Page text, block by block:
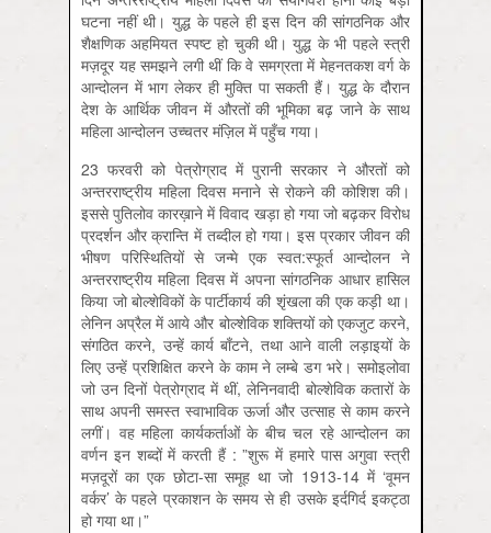
घटना नहीं थी। युद्ध के पहले ही इस दिन की सांगठनिक और
शैक्षणिक अहमियत स्पष्ट हो चुकी थी। युद्ध के भी पहले स्त्री
मज़दूर यह समझने लगी थीं कि वे समग्रता में मेहनतकश वर्ग के
आन्दोलन में भाग लेकर ही मुक्ति पा सकती हैं। युद्ध के दौरान
देश के आर्थिक जीवन में औरतों की भूमिका बढ़ जाने के साथ
महिला आन्दोलन उच्चतर मंज़िल में पहुँच गया।
23 फरवरी को पेत्रोग्राद में पुरानी सरकार ने औरतों को
अन्तरराष्ट्रीय महिला दिवस मनाने से रोकने की कोशिश की।
इससे पुतिलोव कारख़ाने में विवाद खड़ा हो गया जो बढ़कर विरोध
प्रदर्शन और क्रान्ति में तब्दील हो गया। इस प्रकार जीवन की
भीषण परिस्थितियों से जन्मे एक स्वत:स्फूर्त आन्दोलन ने
अन्तरराष्ट्रीय महिला दिवस में अपना सांगठनिक आधार हासिल
किया जो बोल्शेविकों के पार्टीकार्य की शृंखला की एक कड़ी था।
लेनिन अप्रैल में आये और बोल्शेविक शक्तियों को एकजुट करने,
संगठित करने, उन्हें कार्य बाँटने, तथा आने वाली लड़ाइयों के
लिए उन्हें प्रशिक्षित करने के काम ने लम्बे डग भरे। समोइलोवा
जो उन दिनों पेत्रोग्राद में थीं, लेनिनवादी बोल्शेविक कतारों के
साथ अपनी समस्त स्वाभाविक ऊर्जा और उत्साह से काम करने
लगीं। वह महिला कार्यकर्ताओं के बीच चल रहे आन्दोलन का
वर्णन इन शब्दों में करती हैं : ”शुरू में हमारे पास अगुवा स्त्री
मज़दूरों का एक छोटा-सा समूह था जो 1913-14 में ‘वूमन
वर्कर’ के पहले प्रकाशन के समय से ही उसके इर्दगिर्द इकट्ठा
हो गया था।”